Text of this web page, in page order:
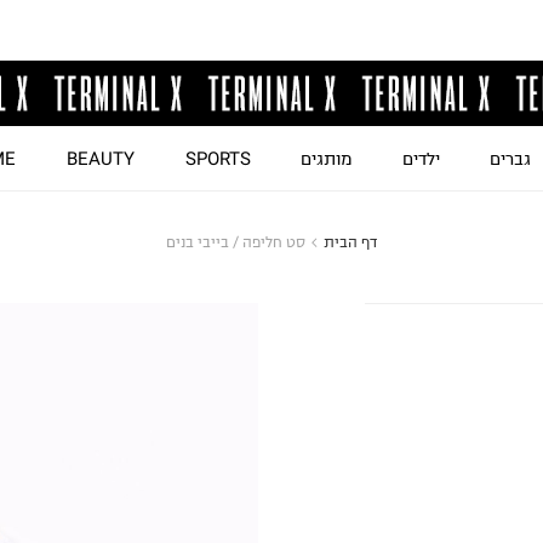
גברים ילדים מותגים SPORTS
BEAUTY
דף הבית סט חליפה / בייבי בנים